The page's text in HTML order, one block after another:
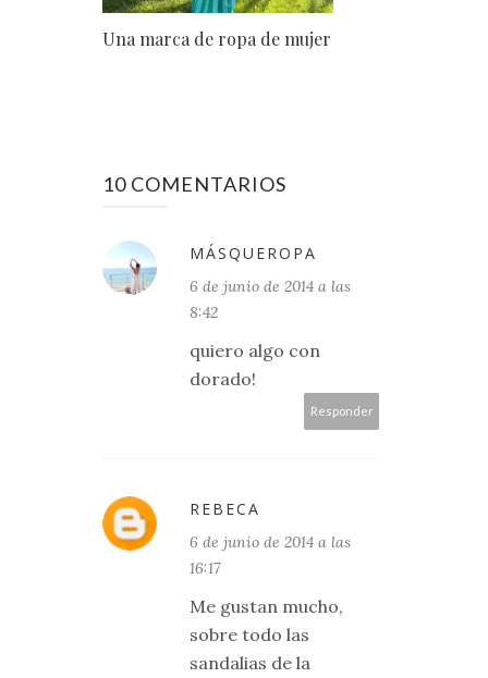
Una marca de ropa de mujer
10 COMENTARIOS
MÁSQUEROPA
6 de junio de 2014 a las
8:42
quiero algo con
dorado!
Responder
REBECA
6 de junio de 2014 a las
16:17
Me gustan mucho,
sobre todo las
sandalias de la